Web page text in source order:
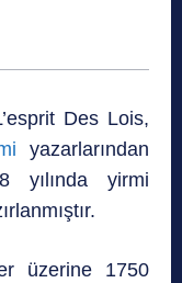
Des Lois,
yazarlarından
yılında yirmi
üzerine 1750